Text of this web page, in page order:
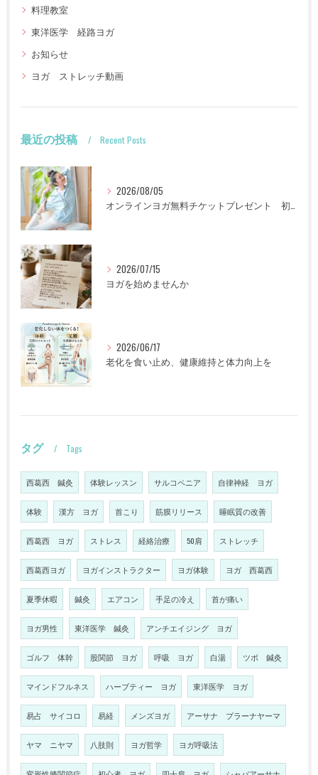
料理教室
東洋医学 経路ヨガ
お知らせ
ヨガ ストレッチ動画
最近の投稿 Recent Posts
2026/08/05
オンラインヨガ無料チケットプレゼント 初回限定
2026/07/15
ヨガを始めませんか
2026/06/17
老化を食い止め、健康維持と体力向上を
タグ Tags
西葛西 鍼灸 体験レッスン サルコペニア 自律神経 ヨガ
体験 漢方 ヨガ 首こり 筋膜リリース 睡眠質の改善
西葛西 ヨガ ストレス 経絡治療 50肩 ストレッチ
西葛西ヨガ ヨガインストラクター ヨガ体験 ヨガ 西葛西
夏季休暇 鍼灸 エアコン 手足の冷え 首が痛い
ヨガ男性 東洋医学 鍼灸 アンチエイジング ヨガ
ゴルフ 体幹 股関節 ヨガ 呼吸 ヨガ 白湯 ツボ 鍼灸
マインドフルネス ハーブティー ヨガ 東洋医学 ヨガ
易占 サイコロ 易経 メンズヨガ アーサナ プラーナヤーマ
ヤマ ニヤマ 八肢則 ヨガ哲学 ヨガ呼吸法